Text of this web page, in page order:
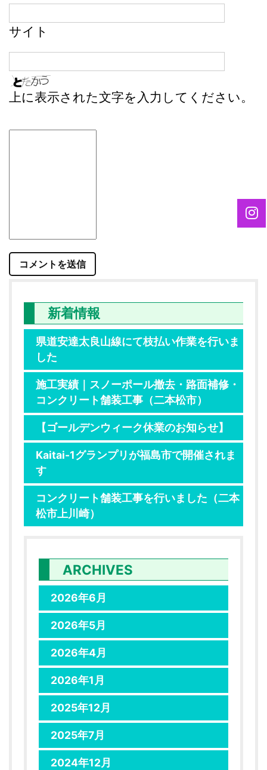
サイト
上に表示された文字を入力してください。
新着情報
県道安達太良山線にて枝払い作業を行いま
した
施工実績｜スノーポール撤去・路面補修・
コンクリート舗装工事（二本松市）
【ゴールデンウィーク休業のお知らせ】
Kaitai-1グランプリが福島市で開催されま
す
コンクリート舗装工事を行いました（二本
松市上川崎）
ARCHIVES
2026年6月
2026年5月
2026年4月
2026年1月
2025年12月
2025年7月
2024年12月